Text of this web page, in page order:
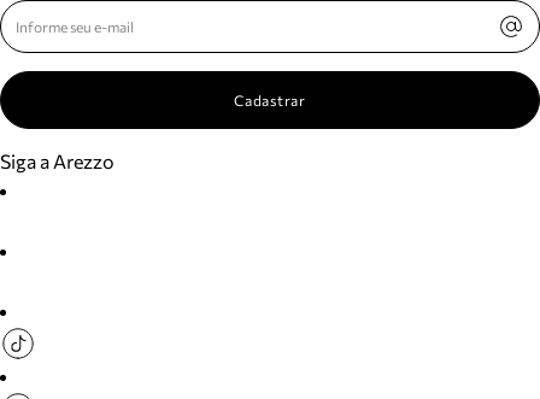
Cadastrar
Siga a Arezzo